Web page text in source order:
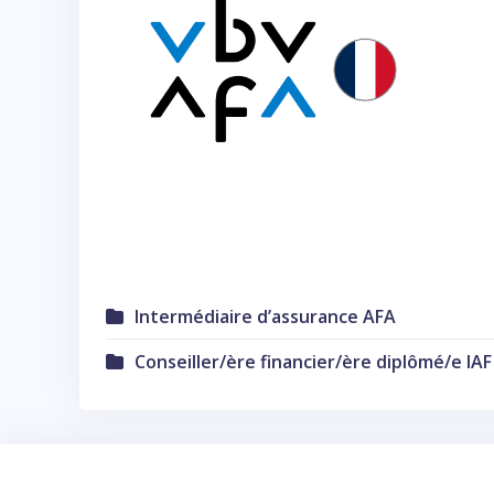
Intermédiaire d’assurance AFA
Conseiller/ère financier/ère diplômé/e IAF